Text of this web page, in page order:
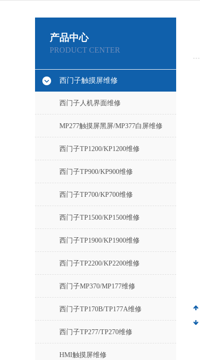
产品中心
PRODUCT CENTER
西门子触摸屏维修
西门子人机界面维修
MP277触摸屏黑屏/MP377白屏维修
西门子TP1200/KP1200维修
西门子TP900/KP900维修
西门子TP700/KP700维修
西门子TP1500/KP1500维修
西门子TP1900/KP1900维修
西门子TP2200/KP2200维修
西门子MP370/MP177维修
西门子TP170B/TP177A维修
西门子TP277/TP270维修
HMI触摸屏维修